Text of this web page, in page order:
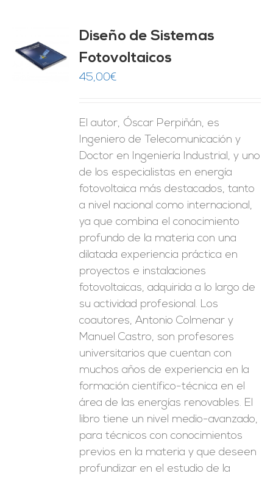
Diseño de Sistemas
Fotovoltaicos
45,00€
El autor, Óscar Perpiñán, es
Ingeniero de Telecomunicación y
Doctor en Ingeniería Industrial, y uno
de los especialistas en energía
fotovoltaica más destacados, tanto
a nivel nacional como internacional,
ya que combina el conocimiento
profundo de la materia con una
dilatada experiencia práctica en
proyectos e instalaciones
fotovoltaicas, adquirida a lo largo de
su actividad profesional. Los
coautores, Antonio Colmenar y
Manuel Castro, son profesores
universitarios que cuentan con
muchos años de experiencia en la
formación científico-técnica en el
área de las energías renovables. El
libro tiene un nivel medio-avanzado,
para técnicos con conocimientos
previos en la materia y que deseen
profundizar en el estudio de la